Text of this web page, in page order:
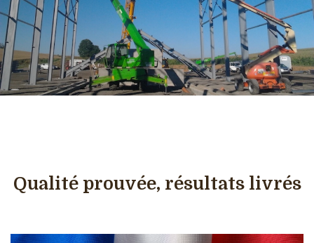
Qualité prouvée, résultats livrés